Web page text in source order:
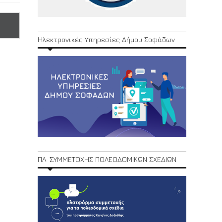
Ηλεκτρονικές Υπηρεσίες Δήμου Σοφάδων
ΠΛ. ΣΥΜΜΕΤΟΧΗΣ ΠΟΛΕΟΔΟΜΙΚΩΝ ΣΧΕΔΙΩΝ